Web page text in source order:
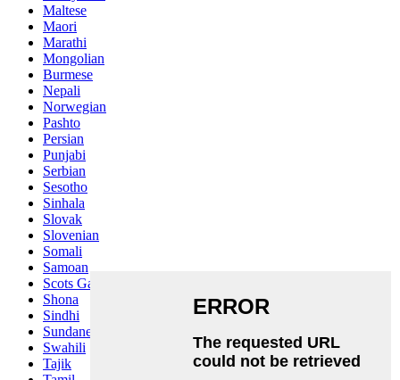
Maltese
Maori
Marathi
Mongolian
Burmese
Nepali
Norwegian
Pashto
Persian
Punjabi
Serbian
Sesotho
Sinhala
Slovak
Slovenian
Somali
Samoan
Scots Gaelic
Shona
Sindhi
Sundanese
Swahili
Tajik